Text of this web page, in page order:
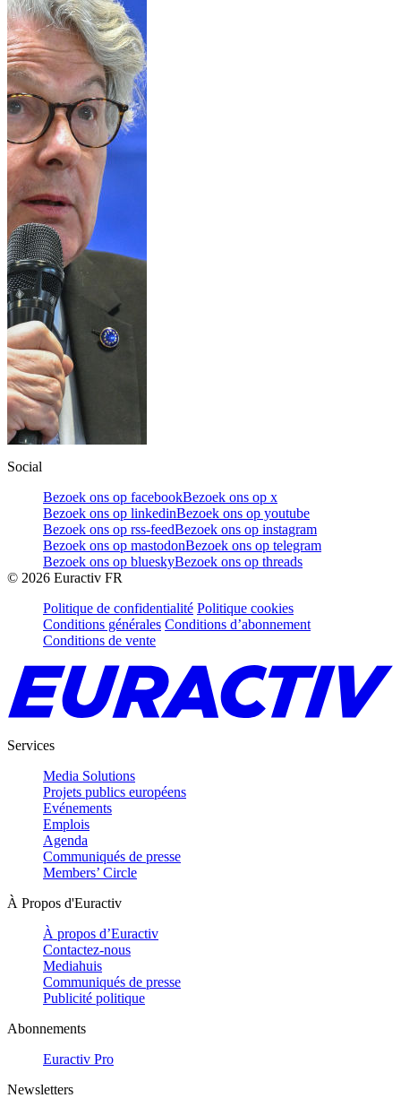
Social
Bezoek ons op facebookBezoek ons op x
Bezoek ons op linkedinBezoek ons op youtube
Bezoek ons op rss-feedBezoek ons op instagram
Bezoek ons op mastodonBezoek ons op telegram
Bezoek ons op blueskyBezoek ons op threads
© 2026 Euractiv FR
Politique de confidentialité Politique cookies
Conditions générales Conditions d’abonnement
Conditions de vente
Services
Media Solutions
Projets publics européens
Evénements
Emplois
Agenda
Communiqués de presse
Members’ Circle
À Propos d'Euractiv
À propos d’Euractiv
Contactez-nous
Mediahuis
Communiqués de presse
Publicité politique
Abonnements
Euractiv Pro
Newsletters